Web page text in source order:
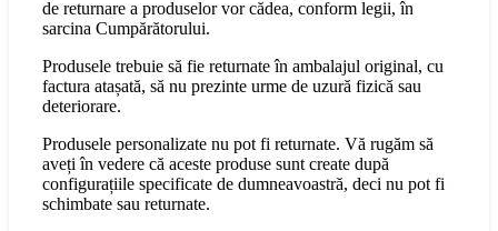
de returnare a produselor vor cădea, conform legii, în
sarcina Cumpărătorului.
Produsele trebuie să fie returnate în ambalajul original, cu
factura atașată, să nu prezinte urme de uzură fizică sau
deteriorare.
Produsele personalizate nu pot fi returnate. Vă rugăm să
aveți în vedere că aceste produse sunt create după
configurațiile specificate de dumneavoastră, deci nu pot fi
schimbate sau returnate.